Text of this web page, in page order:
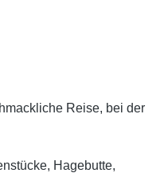
Reise, bei der
Hagebutte,